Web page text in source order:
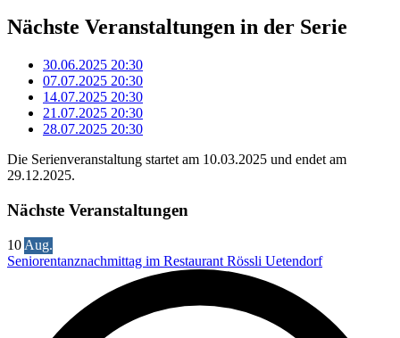
Nächste Veranstaltungen in der Serie
30.06.2025 20:30
07.07.2025 20:30
14.07.2025 20:30
21.07.2025 20:30
28.07.2025 20:30
Die Serienveranstaltung startet am 10.03.2025 und endet am
29.12.2025.
Nächste Veranstaltungen
10 Aug.
Seniorentanznachmittag im Restaurant Rössli Uetendorf